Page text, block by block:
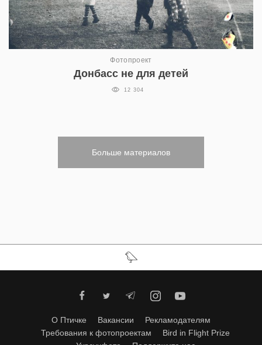
Фотопроект
Донбасс не для детей
12 304
Больше материалов
О Птичке Вакансии
Рекламодателям
Требования к фотопроектам
Bird in Flight Prize